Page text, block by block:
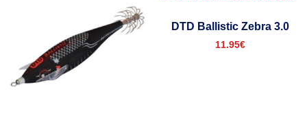
DTD Ballistic Zebra 3.0
11.95€